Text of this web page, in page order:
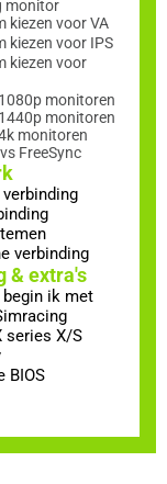
monitor
kiezen voor VA
kiezen voor IPS
kiezen voor
monitoren
monitoren
monitoren
FreeSync
verbinding
& extra's
begin ik met
series X/S
BIOS